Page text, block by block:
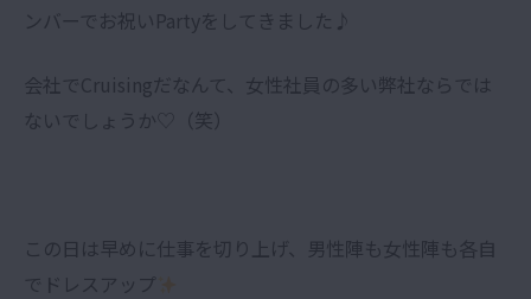
ンバーでお祝いPartyをしてきました♪
会社でCruisingだなんて、女性社員の多い弊社ならでは
ないでしょうか♡（笑）
この日は早めに仕事を切り上げ、男性陣も女性陣も各自
でドレスアップ